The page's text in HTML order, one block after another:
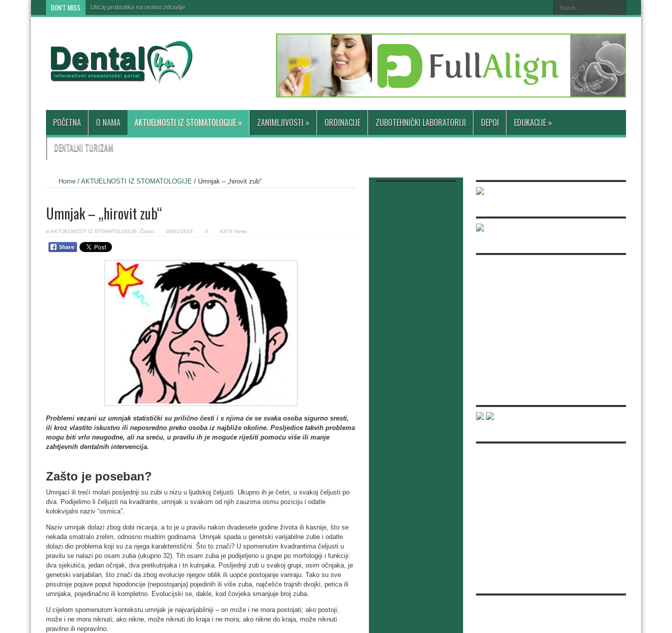
DON'T MISS Uticaj probiotika na oralno zdravlje
POČETNA O NAMA AKTUELNOSTI IZ STOMATOLOGIJE » ZANIMLJIVOSTI » ORDINACIJE ZUBOTEHNIČKI LABORATORIJI DEPOI EDUKACIJE »
DENTALNI TURIZAM
Home / AKTUELNOSTI IZ STOMATOLOGIJE / Umnjak – „hirovit zub“
Umnjak – „hirovit zub“
in AKTUELNOSTI IZ STOMATOLOGIJE Članci 08/01/2014 0 4379 Views
Problemi vezani uz umnjak statistički su prilično česti i s njima će se svaka osoba sigurno sresti,
ili kroz vlastito iskustvo ili neposredno preko osoba iz najbliže okoline. Posljedice takvih problema
mogu biti vrlo neugodne, ali na sreću, u pravilu ih je moguće riješiti pomoću više ili manje
zahtjevnih dentalnih intervencija.
Zašto je poseban?
Umnjaci ili treći molari posljednji su zubi u nizu u ljudskoj čeljusti. Ukupno ih je četiri, u svakoj čeljusti po
dva. Podijelimo li čeljusti na kvadrante, umnjak u svakom od njih zauzima osmu poziciju i odatle
kolokvijalni naziv “osmica”.
Naziv umnjak dolazi zbog dobi nicanja, a to je u pravilu nakon dvadesete godine života ili kasnije, što se
nekada smatralo zrelim, odnosno mudrim godinama. Umnjak spada u genetski varijabilne zube i odatle
dolazi dio problema koji su za njega karakteristični. Što to znači? U spomenutim kvadrantima čeljusti u
pravilu se nalazi po osam zuba (ukupno 32). Tih osam zuba je podijeljeno u grupe po morfologiji i funkciji:
dva sjekutića, jedan očnjak, dva pretkutnjaka i tri kutnjaka. Posljednji zub u svakoj grupi, osim očnjaka, je
genetski varijabilan, što znači da zbog evolucije njegov oblik ili uopće postojanje variraju. Tako su sve
prisutnije pojave poput hipodoncije (nepostojanja) pojedinih ili više zuba, najčešće trajnih dvojki, petica ili
umnjaka, pojedinačno ili kompletno. Evolucijski se, dakle, kod čovjeka smanjuje broj zuba.
U cijelom spomenutom kontekstu umnjak je najvarijabilniji – on može i ne mora postojati; ako postoji,
može i ne mora niknuti; ako nikne, može niknuti do kraja i ne mora; ako nikne do kraja, može niknuti
pravilno ili nepravilno.